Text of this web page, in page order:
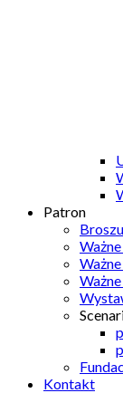
Patron
Kontakt